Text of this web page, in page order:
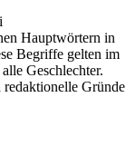
Hauptwörtern in
Begriffe gelten im
Geschlechter.
redaktionelle Gründe